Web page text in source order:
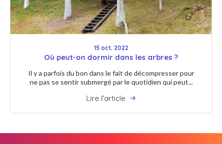
15 oct. 2022
Où peut-on dormir dans les arbres ?
Il y a parfois du bon dans le fait de décompresser pour
ne pas se sentir submergé par le quotidien qui peut...
Lire l'article